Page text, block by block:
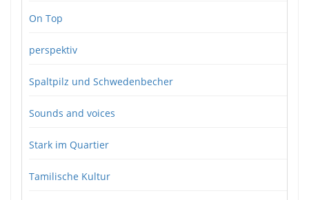
On Top
perspektiv
Spaltpilz und Schwedenbecher
Sounds and voices
Stark im Quartier
Tamilische Kultur